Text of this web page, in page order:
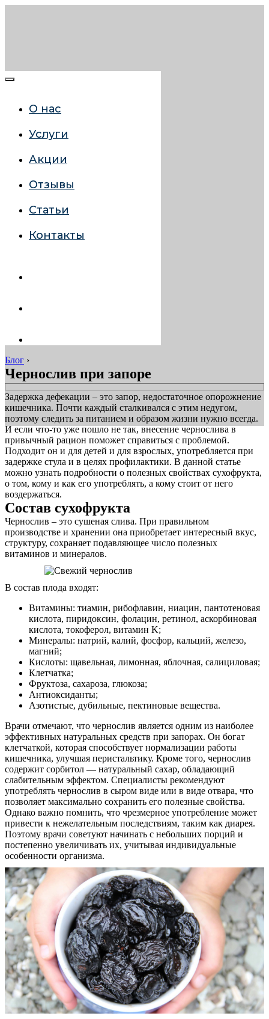
О нас
Услуги
Акции
Отзывы
Статьи
Контакты
Блог ›
Чернослив при запоре
Задержка дефекации – это запор, недостаточное опорожнение
кишечника. Почти каждый сталкивался с этим недугом,
поэтому следить за питанием и образом жизни нужно всегда.
И если что-то уже пошло не так, внесение чернослива в
привычный рацион поможет справиться с проблемой.
Подходит он и для детей и для взрослых, употребляется при
задержке стула и в целях профилактики. В данной статье
можно узнать подробности о полезных свойствах сухофрукта,
о том, кому и как его употреблять, а кому стоит от него
воздержаться.
Состав сухофрукта
Чернослив – это сушеная слива. При правильном
производстве и хранении она приобретает интересный вкус,
структуру, сохраняет подавляющее число полезных
витаминов и минералов.
В состав плода входят:
Витамины: тиамин, рибофлавин, ниацин, пантотеновая
кислота, пиридоксин, фолацин, ретинол, аскорбиновая
кислота, токоферол, витамин K;
Минералы: натрий, калий, фосфор, кальций, железо,
магний;
Кислоты: щавельная, лимонная, яблочная, салициловая;
Клетчатка;
Фруктоза, сахароза, глюкоза;
Антиоксиданты;
Азотистые, дубильные, пектиновые вещества.
Врачи отмечают, что чернослив является одним из наиболее
эффективных натуральных средств при запорах. Он богат
клетчаткой, которая способствует нормализации работы
кишечника, улучшая перистальтику. Кроме того, чернослив
содержит сорбитол — натуральный сахар, обладающий
слабительным эффектом. Специалисты рекомендуют
употреблять чернослив в сыром виде или в виде отвара, что
позволяет максимально сохранить его полезные свойства.
Однако важно помнить, что чрезмерное употребление может
привести к нежелательным последствиям, таким как диарея.
Поэтому врачи советуют начинать с небольших порций и
постепенно увеличивать их, учитывая индивидуальные
особенности организма.